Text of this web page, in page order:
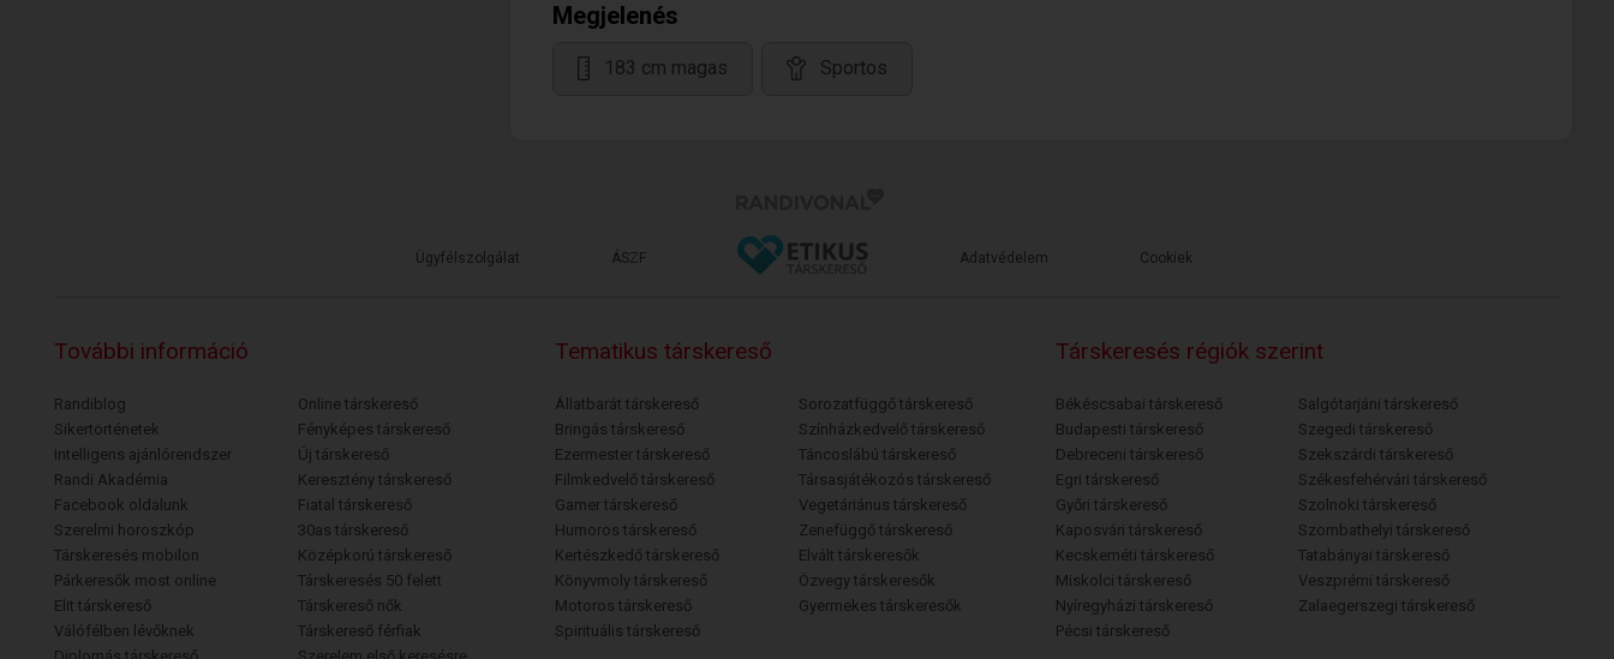
Megjelenés
183 cm magas Sportos
Ügyfélszolgálat ÁSZF Adatvédelem Cookiek
További információ
Randiblog
Sikertörténetek
Intelligens ajánlórendszer
Randi Akadémia
Facebook oldalunk
Szerelmi horoszkóp
Társkeresés mobilon
Párkeresők most online
Elit társkereső
Válófélben lévőknek
Online társkereső
Fényképes társkereső
Új társkereső
Keresztény társkereső
Fiatal társkereső
30as társkereső
Középkorú társkereső
Társkeresés 50 felett
Társkereső nők
Társkereső férfiak
Tematikus társkereső
Állatbarát társkereső
Bringás társkereső
Ezermester társkereső
Filmkedvelő társkereső
Gamer társkereső
Humoros társkereső
Kertészkedő társkereső
Könyvmoly társkereső
Motoros társkereső
Spirituális társkereső
Sorozatfüggő társkereső
Színházkedvelő társkereső
Táncoslábú társkereső
Társasjátékozós társkereső
Vegetáriánus társkereső
Zenefüggő társkereső
Elvált társkeresők
Özvegy társkeresők
Gyermekes társkeresők
Társkeresés régiók szerint
Békéscsabai társkereső
Budapesti társkereső
Debreceni társkereső
Egri társkereső
Győri társkereső
Kaposvári társkereső
Kecskeméti társkereső
Miskolci társkereső
Nyíregyházi társkereső
Pécsi társkereső
Salgótarjáni társkereső
Szegedi társkereső
Szekszárdi társkereső
Székesfehérvári társkereső
Szolnoki társkereső
Szombathelyi társkereső
Tatabányai társkereső
Veszprémi társkereső
Zalaegerszegi társkereső